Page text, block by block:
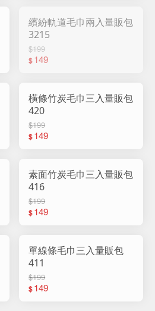
繽紛軌道毛巾兩入量販包
3215
$199
$149
橫條竹炭毛巾三入量販包
420
$199
$149
素面竹炭毛巾三入量販包
416
$199
$149
單線條毛巾三入量販包
411
$199
$149